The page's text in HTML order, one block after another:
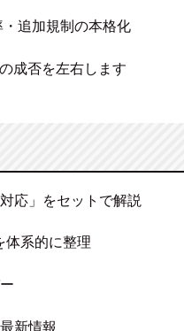
追加規制の本格化
成否を左右します
」をセットで解説
系的に整理
新情報